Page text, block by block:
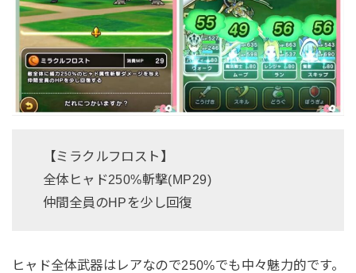
【ミラクルフロスト】
全体ヒャド250%斬撃(MP29)
仲間全員のHPを少し回復
ヒャド全体武器はレアなので250%でも中々魅力的です。